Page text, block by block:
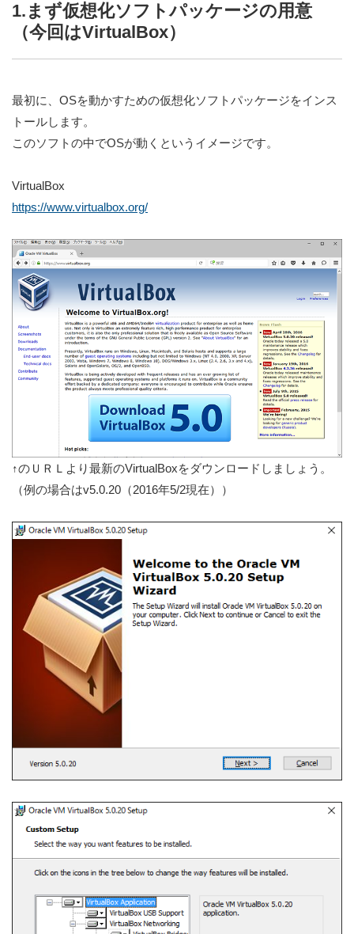
1.まず仮想化ソフトパッケージの用意
（今回はVirtualBox）
最初に、OSを動かすための仮想化ソフトパッケージをインス
トールします。
このソフトの中でOSが動くというイメージです。
VirtualBox
https://www.virtualbox.org/
↑のＵＲＬより最新のVirtualBoxをダウンロードしましょう。
（例の場合はv5.0.20（2016年5/2現在））